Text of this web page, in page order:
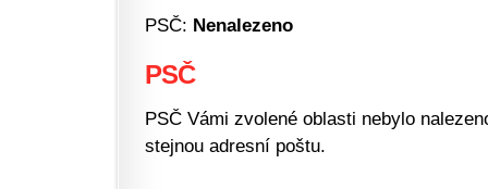
PSČ: Nenalezeno
PSČ
PSČ Vámi zvolené oblasti nebylo
stejnou adresní poštu.